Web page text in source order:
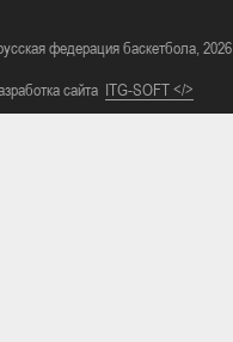
федерация баскетбола, 2026
сайта ITG-SOFT </>